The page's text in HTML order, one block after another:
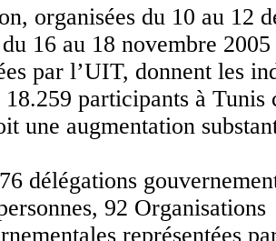
organisées du 10 au 12
16 au 18 novembre
par l’UIT, donnent les
18.259 participants à Tunis
une augmentation
délégations
92 Organisations
représentées